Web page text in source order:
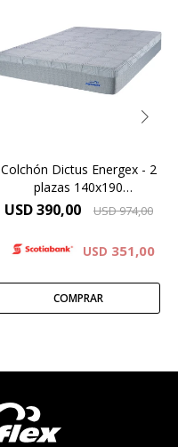
Exclusiva FUNDA
DESMONTABLE
Alta densidad 33 Kg.
Altura 26 cms.
Colchón Dictus Energex - 2
plazas 140x190
(Oportunidad)
USD 390,00 USD974,00
USD 351,00